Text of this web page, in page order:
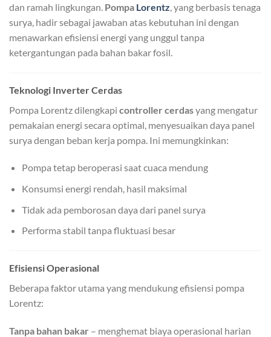
dan ramah lingkungan. Pompa Lorentz , yang berbasis tenaga
surya, hadir sebagai jawaban atas kebutuhan ini dengan
menawarkan efisiensi energi yang unggul tanpa
ketergantungan pada bahan bakar fosil.
Teknologi Inverter Cerdas
Pompa Lorentz dilengkapi controller cerdasyang mengatur
pemakaian energi secara optimal, menyesuaikan daya panel
surya dengan beban kerja pompa. Ini memungkinkan:
Pompa tetap beroperasi saat cuaca mendung
Konsumsi energi rendah, hasil maksimal
Tidak ada pemborosan daya dari panel surya
Performa stabil tanpa fluktuasi besar
Efisiensi Operasional
Beberapa faktor utama yang mendukung efisiensi pompa
Lorentz:
Tanpa bahan bakar – menghemat biaya operasional harian